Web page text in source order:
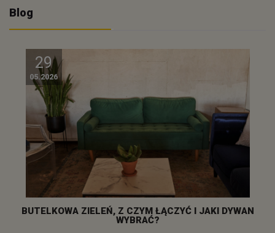
Blog
29
05.2026
BUTELKOWA ZIELEŃ, Z CZYM ŁĄCZYĆ I JAKI DYWAN
WYBRAĆ?